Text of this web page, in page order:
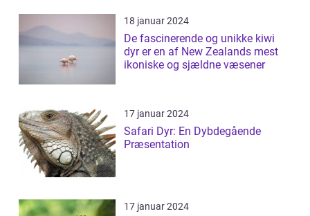
18 januar 2024
De fascinerende og unikke kiwi
dyr er en af New Zealands mest
ikoniske og sjældne væsener
17 januar 2024
Safari Dyr: En Dybdegående
Præsentation
17 januar 2024